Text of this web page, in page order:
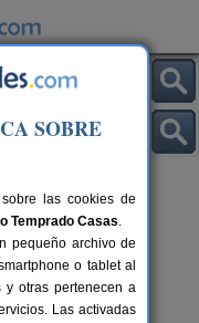
SOBRE
las cookies de
Temprado Casas.
pequeño archivo de
o tablet al
y otras pertenecen a
Las activadas